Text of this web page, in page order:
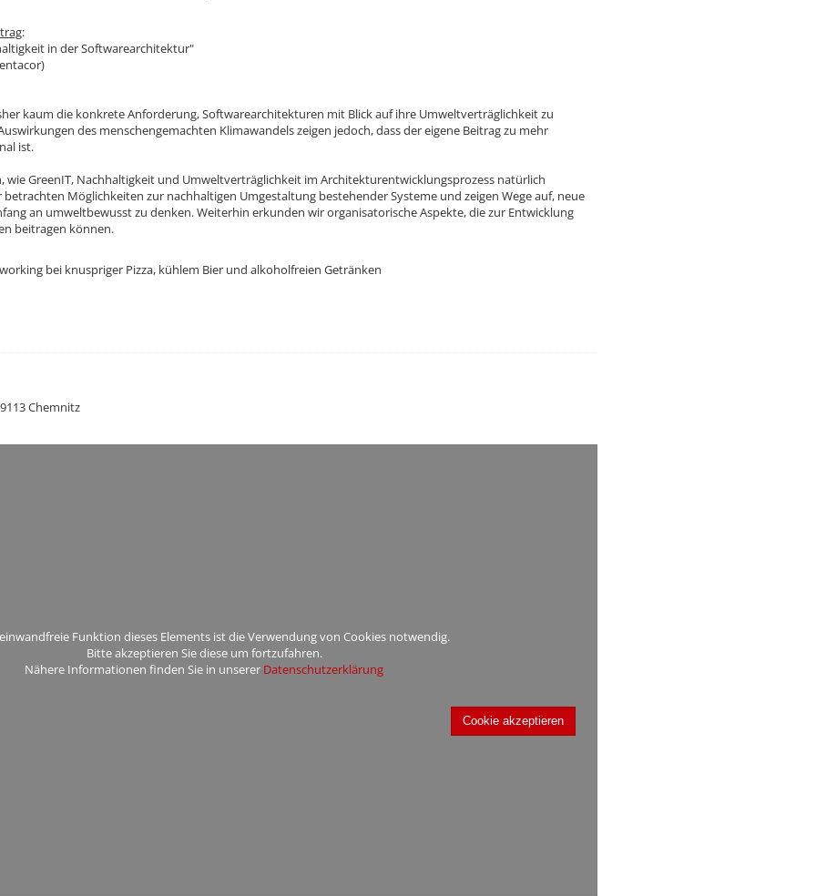
:
in der Softwarearchitektur"
kaum die konkrete Anforderung, Softwarearchitekturen mit Blick auf ihre Umweltverträglichkeit zu
des menschengemachten Klimawandels zeigen jedoch, dass der eigene Beitrag zu mehr
ist.
wie GreenIT, Nachhaltigkeit und Umweltverträglichkeit im Architekturentwicklungsprozess natürlich
Möglichkeiten zur nachhaltigen Umgestaltung bestehender Systeme und zeigen Wege auf, neue
an umweltbewusst zu denken. Weiterhin erkunden wir organisatorische Aspekte, die zur Entwicklung
beitragen können.
bei knuspriger Pizza, kühlem Bier und alkoholfreien Getränken
Chemnitz
Funktion dieses Elements ist die Verwendung von Cookies notwendig.
Bitte akzeptieren Sie diese um fortzufahren.
Nähere Informationen finden Sie in unserer Datenschutzerklärung
Cookie akzeptieren